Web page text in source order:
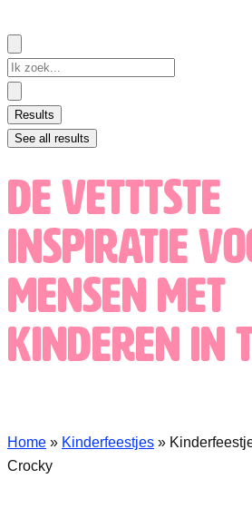
Search
...
Results
See all results
De Vetttste
inspiratie
mensen met
kinderen in
Home » Kinderfeestjes »
Crocky